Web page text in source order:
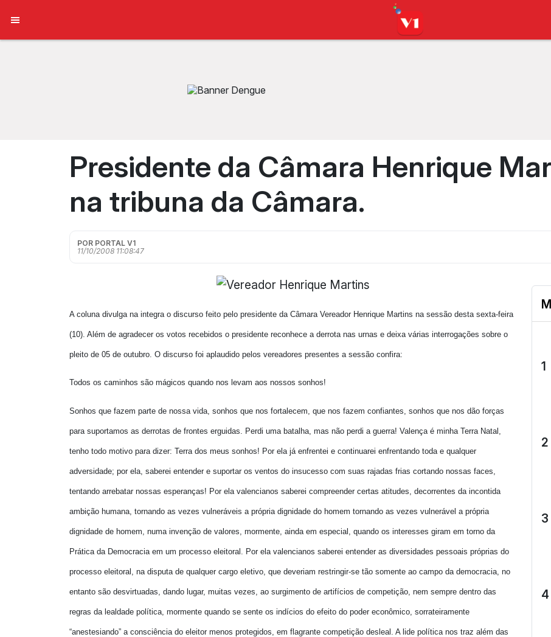
Presidente da Câmara Henrique
na tribuna da Câmara.
POR PORTAL V1
11/10/2008 11:08:47
A coluna divulga na integra o discurso feito pelo presidente da Câmara Vereador Henrique Martins na sessão desta sexta-feira
(10). Além de agradecer os votos recebidos o presidente reconhece a derrota nas urnas e deixa várias interrogações sobre o
pleito de 05 de outubro. O discurso foi aplaudido pelos vereadores presentes a sessão confira:
Todos os caminhos são mágicos quando nos levam aos nossos sonhos!
Sonhos que fazem parte de nossa vida, sonhos que nos fortalecem, que nos fazem confiantes, sonhos que nos dão forças
para suportamos as derrotas de frontes erguidas. Perdi uma batalha, mas não perdi a guerra! Valença é minha Terra Natal,
tenho todo motivo para dizer: Terra dos meus sonhos! Por ela já enfrentei e continuarei enfrentando toda e qualquer
adversidade; por ela, saberei entender e suportar os ventos do insucesso com suas rajadas frias cortando nossas faces,
tentando arrebatar nossas esperanças! Por ela valencianos saberei compreender certas atitudes, decorrentes da incontida
ambição humana, tornando as vezes vulneráveis a própria dignidade do homem tornando as vezes vulnerável a própria
dignidade de homem, numa invenção de valores, mormente, ainda em especial, quando os interesses giram em torno da
Prática da Democracia em um processo eleitoral. Por ela valencianos saberei entender as diversidades pessoais próprias do
processo eleitoral, na disputa de qualquer cargo eletivo, que deveriam restringir-se tão somente ao campo da democracia, no
entanto são desvirtuadas, dando lugar, muitas vezes, ao surgimento de artifícios de competição, nem sempre dentro das
regras da lealdade política, mormente quando se sente os indícios do efeito do poder econômico, sorrateiramente
“anestesiando” a consciência do eleitor menos protegidos, em flagrante competição desleal. A lide política nos traz além das
1
2
3
4